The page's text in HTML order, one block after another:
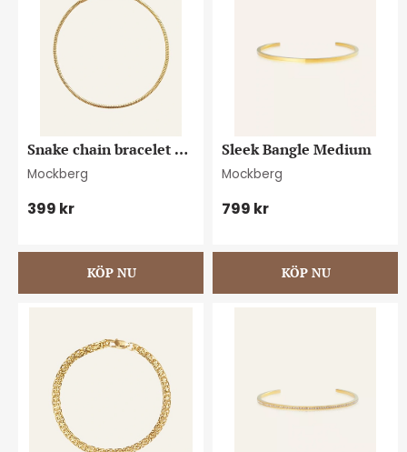
Snake chain bracelet
gold medium
Mockberg
399 kr
Sleek Bangle Medium
Mockberg
799 kr